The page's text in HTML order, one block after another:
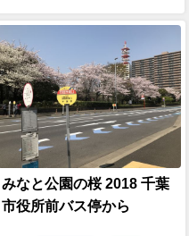
みなと公園の桜 2018 千葉
市役所前バス停から